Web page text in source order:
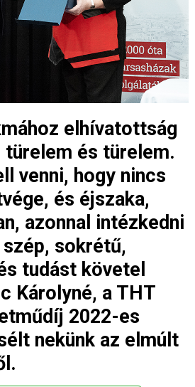
elhívatottság
türelem és türelem.
venni, hogy nincs
és éjszaka,
azonnal intézkedni
sokrétű,
tudást követel
Károlyné, a THT
2022-es
nekünk az elmúlt